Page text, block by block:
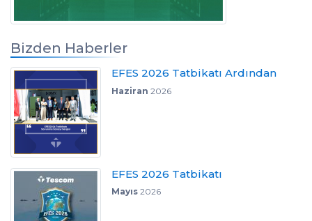
Bizden Haberler
EFES 2026 Tatbikatı Ardından
Haziran 2026
EFES 2026 Tatbikatı
Mayıs2026